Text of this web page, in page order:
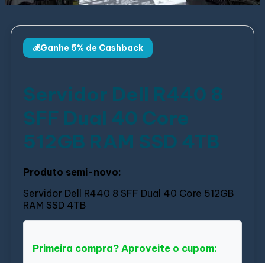
💰Ganhe 5% de Cashback
Servidor Dell R440 8
SFF Dual 40 Core
512GB RAM SSD 4TB
Produto semi-novo:
Servidor Dell R440 8 SFF Dual 40 Core 512GB
RAM SSD 4TB
Primeira compra? Aproveite o cupom: